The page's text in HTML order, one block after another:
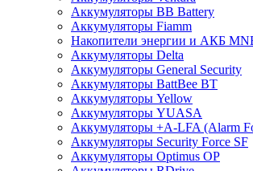
Аккумуляторы BB Battery
Аккумуляторы Fiamm
Накопители энергии и АКБ
Аккумуляторы Delta
Аккумуляторы General Security
Аккумуляторы BattBee BT
Аккумуляторы Yellow
Аккумуляторы YUASA
Аккумуляторы +A-LFA (Alarm
Аккумуляторы Security Force SF
Аккумуляторы Optimus OP